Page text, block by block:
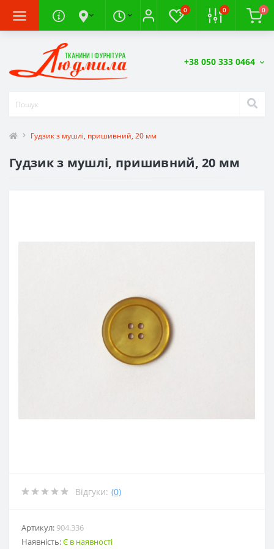
0 0 0
+38 050 333 0464
Гудзик з мушлі, пришивний, 20 мм
Гудзик з мушлі, пришивний, 20 мм
Відгуки: (0)
Артикул: 904.336
Наявність:Є в наявності